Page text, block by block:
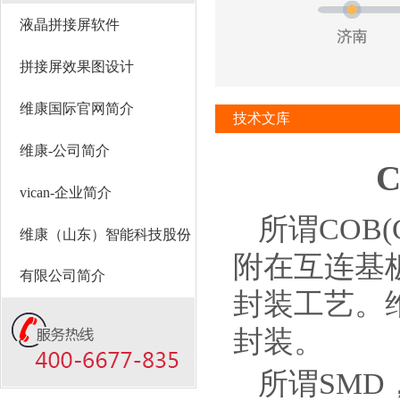
液晶拼接屏软件
拼接屏效果图设计
维康国际官网简介
维康-公司简介
vican-企业简介
维康（山东）智能科技股份
有限公司简介
技术文库
所谓
附在互连基
封装工艺。
封装。
所谓SMD